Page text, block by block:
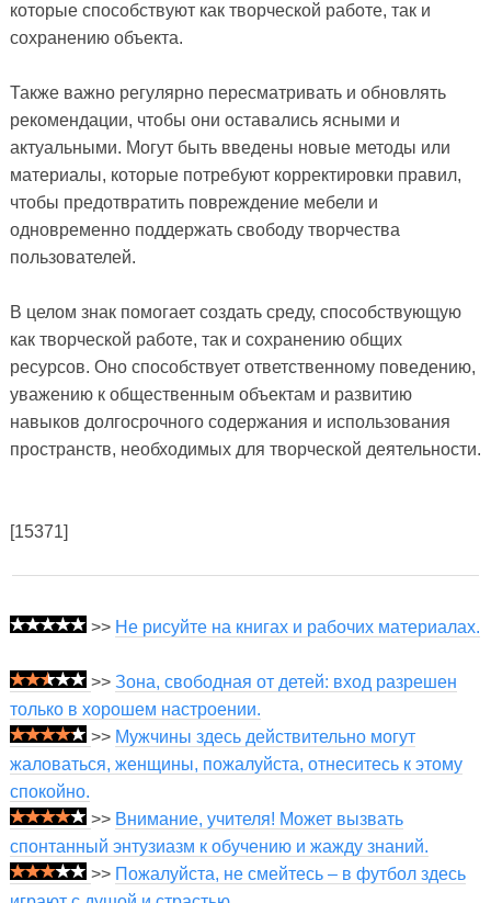
которые способствуют как творческой работе, так и
сохранению объекта.
Также важно регулярно пересматривать и обновлять
рекомендации, чтобы они оставались ясными и
актуальными. Могут быть введены новые методы или
материалы, которые потребуют корректировки правил,
чтобы предотвратить повреждение мебели и
одновременно поддержать свободу творчества
пользователей.
В целом знак помогает создать среду, способствующую
как творческой работе, так и сохранению общих
ресурсов. Оно способствует ответственному поведению,
уважению к общественным объектам и развитию
навыков долгосрочного содержания и использования
пространств, необходимых для творческой деятельности.
[15371]
>> Не рисуйте на книгах и рабочих материалах.
>> Зона, свободная от детей: вход разрешен
только в хорошем настроении.
>> Мужчины здесь действительно могут
жаловаться, женщины, пожалуйста, отнеситесь к этому
спокойно.
>> Внимание, учителя! Может вызвать
спонтанный энтузиазм к обучению и жажду знаний.
>> Пожалуйста, не смейтесь – в футбол здесь